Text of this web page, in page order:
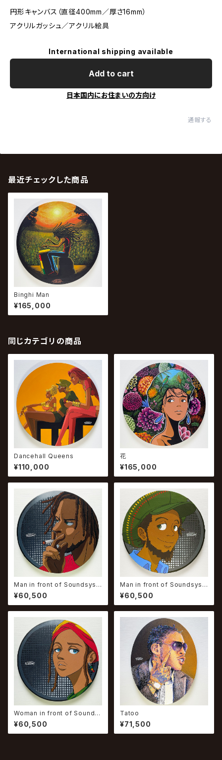
円形キャンバス（直径400mm／厚さ16mm）
アクリルガッシュ／アクリル絵具
International shipping available
Add to cart
日本国内にお住まいの方向け
通報する
最近チェックした商品
Binghi Man
¥165,000
同じカテゴリの商品
Dancehall Queens
¥110,000
花
¥165,000
Man in front of Soundsyst
em #1
¥60,500
Man in front of Soundsyst
em #2
¥60,500
Woman in front of Sounds
ystem #1
¥60,500
Tatoo
¥71,500